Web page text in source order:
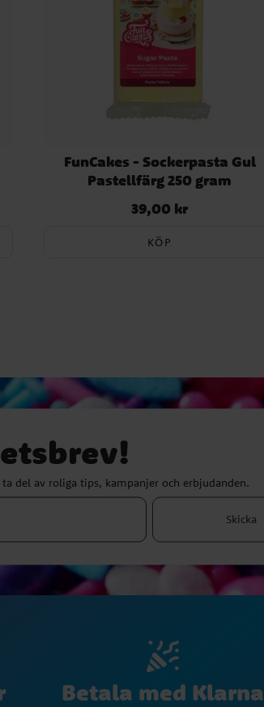
FunCakes - Sockerpasta Gul
Pastellfärg 250 gram
Pris:39,00 kr
39,00 kr
KÖP
del av roliga tips, kampanjer och erbjudanden.
Skicka
Betala med Klarna